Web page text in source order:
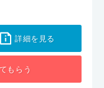
詳細を見る
もらう